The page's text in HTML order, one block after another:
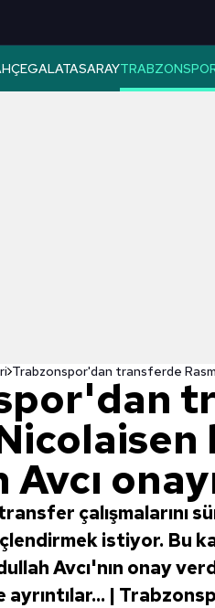
GALATASARAY
çalışmalarını
istiyor. Bu
Avcı'nın onay
ayrıntılar... |